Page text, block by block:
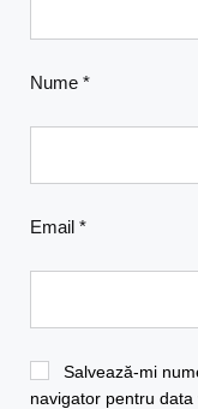
Nume *
Email *
Salvează-mi
navigator pentru data